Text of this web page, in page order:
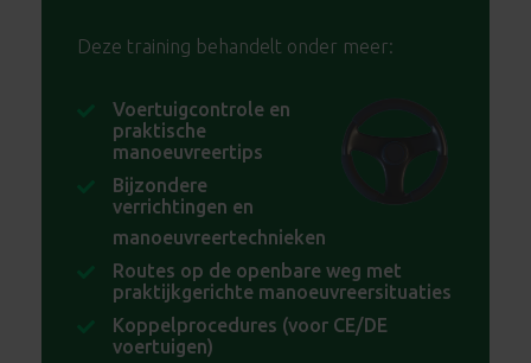
Deze training behandelt onder meer:
Voertuigcontrole en
praktische
manoeuvreertips
Bijzondere
verrichtingen en
manoeuvreertechnieken
Routes op de openbare weg met
praktijkgerichte manoeuvreersituaties
Koppelprocedures (voor CE/DE
voertuigen)